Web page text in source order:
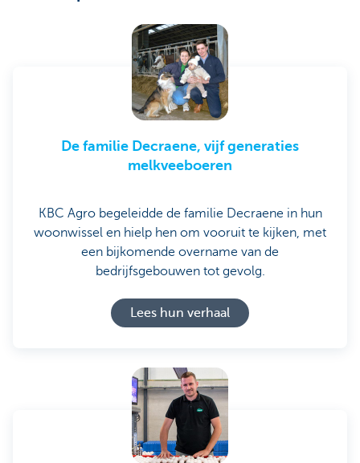
De familie Decraene, vijf generaties
melkveeboeren
KBC Agro begeleidde de familie Decraene in hun
woonwissel en hielp hen om vooruit te kijken, met
een bijkomende overname van de
bedrijfsgebouwen tot gevolg.
Lees hun verhaal